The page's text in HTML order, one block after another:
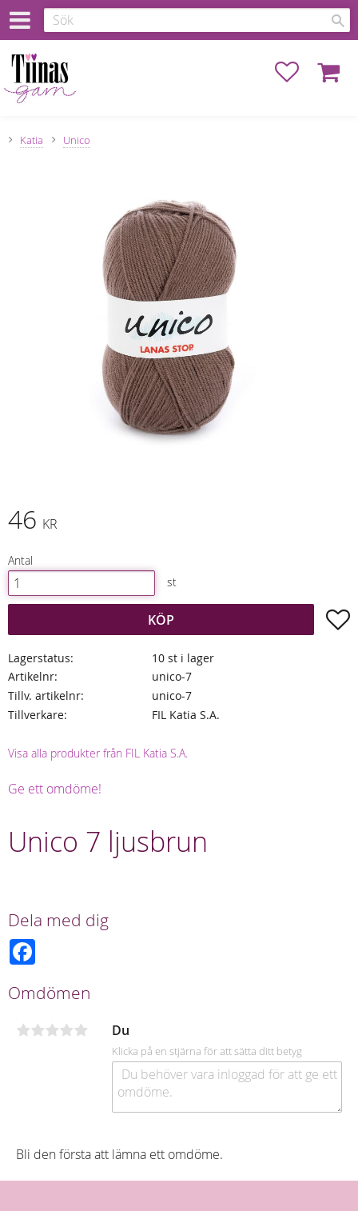
Favoriter
Katia Unico
46 KR
Antal
st
KÖP
Lagerstatus
10 st i lager
Artikelnr
unico-7
Tillv. artikelnr
unico-7
Tillverkare
FIL Katia S.A.
Visa alla produkter från FIL Katia S.A.
Ge ett omdöme!
Unico 7 ljusbrun
Dela med dig
b
o
k
Omdömen
Du
Klicka på en stjärna för att sätta ditt betyg
Bli den första att lämna ett omdöme.